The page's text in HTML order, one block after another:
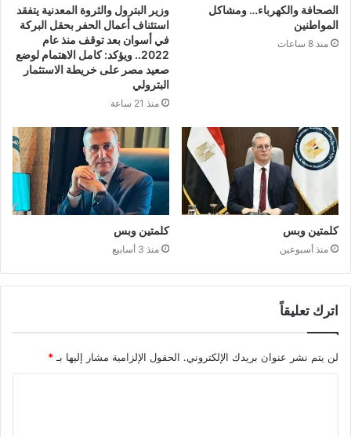
الصحافة والكهرباء… ومشاكل
المواطنين
منذ 8 ساعات
وزير البترول والثروة المعدنية يتفقد
استئناف أعمال الحفر بحقل البركة
في أسوان بعد توقف منذ عام
2022.. ويؤكد: كامل الاهتمام لوضع
صعيد مصر على خريطة الاستثمار
البترولي
منذ 21 ساعة
كلمتين وبس
منذ أسبوعين
كلمتين وبس
منذ 3 أسابيع
اترك تعليقاً
لن يتم نشر عنوان بريدك الإلكتروني. الحقول الإلزامية مشار إليها بـ*